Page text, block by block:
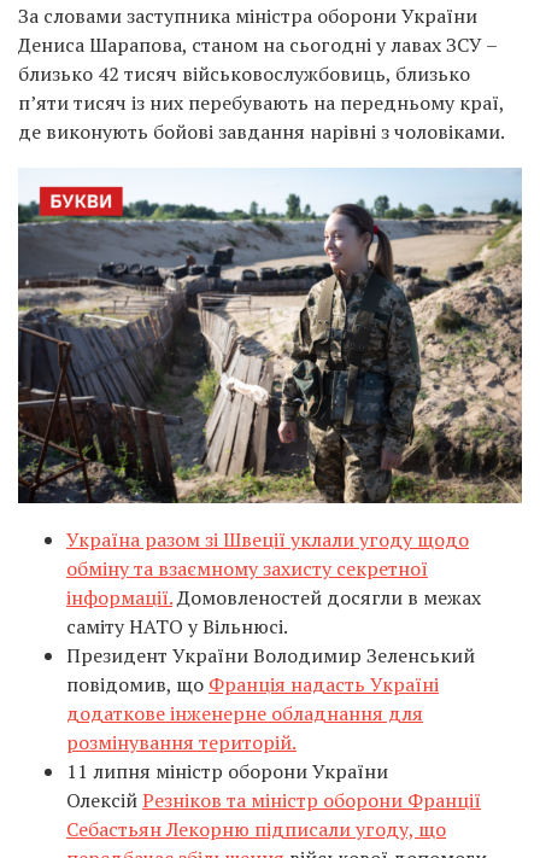
За словами заступника міністра оборони України
Дениса Шарапова, станом на сьогодні у лавах ЗСУ –
близько 42 тисяч військовослужбовиць, близько
п’яти тисяч із них перебувають на передньому краї,
де виконують бойові завдання нарівні з чоловіками.
Україна разом зі Швеції уклали угоду щодо
обміну та взаємному захисту секретної
інформації.Домовленостей досягли в межах
саміту НАТО у Вільнюсі.
Президент України Володимир Зеленський
повідомив, що Франція надасть Україні
додаткове інженерне обладнання для
розмінування територій.
11 липня міністр оборони України
ОлексійРезніков та міністр оборони Франції
Себастьян Лекорню підписали угоду, що